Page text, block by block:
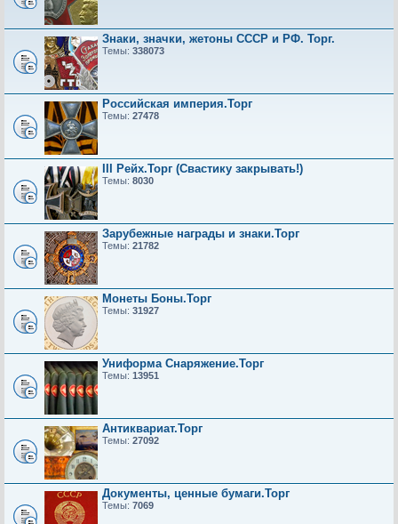
Знаки, значки, жетоны СССР и РФ. Торг.
Темы: 338073
Российская империя.Торг
Темы: 27478
III Рейх.Торг (Свастику закрывать!)
Темы: 8030
Зарубежные награды и знаки.Торг
Темы: 21782
Монеты Боны.Торг
Темы: 31927
Униформа Снаряжение.Торг
Темы: 13951
Антиквариат.Торг
Темы: 27092
Документы, ценные бумаги.Торг
Темы: 7069